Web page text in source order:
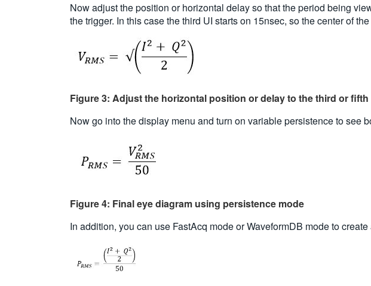
Now adjust the position or horizontal delay so that the period being
the trigger. In this case the third UI starts on 15nsec, so the center of
Figure 3: Adjust the horizontal position or delay to the third or fifth
Now go into the display menu and turn on variable persistence to see
Figure 4: Final eye diagram using persistence mode
In addition, you can use FastAcq mode or WaveformDB mode to